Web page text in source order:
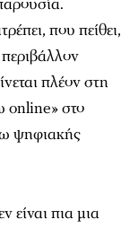
που πείθει,
πλέον στη
online» στο
ψηφιακής
πια μια